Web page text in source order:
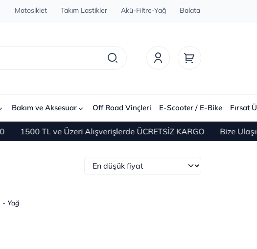
Motosiklet Takım Lastikler Akü-Filtre-Yağ Balata
Bakım ve Aksesuar Off Road Vinçleri E-Scooter / E-Bike Fırsat
ve Üzeri Alışverişlerde ÜCRETSİZ KARGO Bize Ulaşın 0(212)
- Yağ